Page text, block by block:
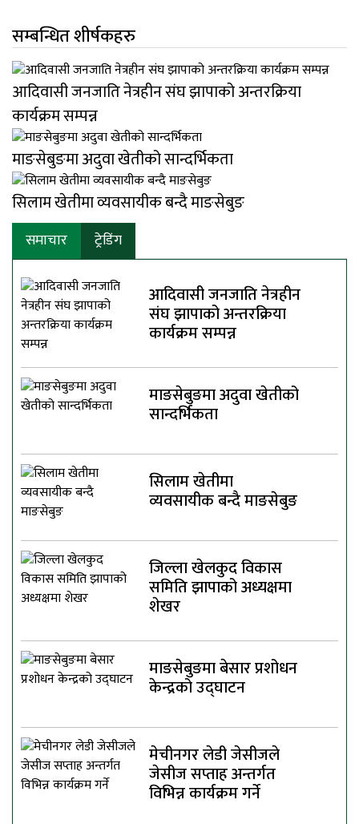
सम्बन्धित शीर्षकहरु
आदिवासी जनजाति नेत्रहीन संघ झापाको अन्तरक्रिया
कार्यक्रम सम्पन्न
माङसेबुङमा अदुवा खेतीको सान्दर्भिकता
सिलाम खेतीमा व्यवसायीक बन्दै माङसेबुङ
समाचार ट्रेडिंग
आदिवासी जनजाति नेत्रहीन
संघ झापाको अन्तरक्रिया
कार्यक्रम सम्पन्न
माङसेबुङमा अदुवा खेतीको
सान्दर्भिकता
सिलाम खेतीमा
व्यवसायीक बन्दै माङसेबुङ
जिल्ला खेलकुद विकास
समिति झापाको अध्यक्षमा
शेखर
माङसेबुङमा बेसार प्रशोधन
केन्द्रको उद्घाटन
मेचीनगर लेडी जेसीजले
जेसीज सप्ताह अन्तर्गत
विभिन्न कार्यक्रम गर्ने